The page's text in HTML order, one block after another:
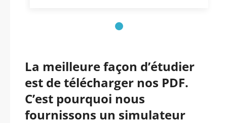
La meilleure façon d’étudier
est de télécharger nos PDF.
C’est pourquoi nous
fournissons un simulateur